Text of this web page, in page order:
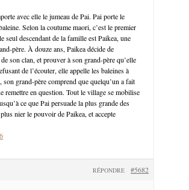
avec elle le jumeau de Pai. Pai porte le
Selon la coutume maori, c’est le premier
seul descendant de la famille est Paikea, une
père. À douze ans, Paikea décide de
son clan, et prouver à son grand-père qu’elle
de l’écouter, elle appelle les baleines à
grand-père comprend que quelqu’un a fait
remettre en question. Tout le village se mobilise
ce que Pai persuade la plus grande des
nier le pouvoir de Paikea, et accepte
#5682
RÉPONDRE